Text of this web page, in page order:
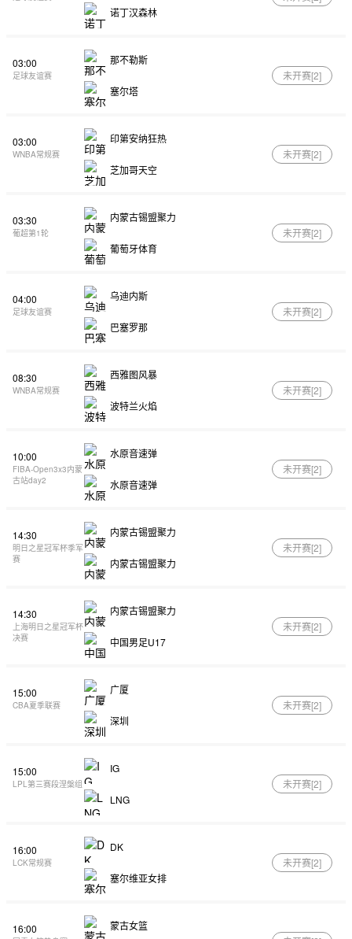
诺丁汉森林
03:00
足球友谊赛
那不勒斯
塞尔塔
未开赛[2]
03:00
WNBA常规赛
印第安纳狂热
芝加哥天空
未开赛[2]
03:30
葡超第1轮
内蒙古锡盟聚力
葡萄牙体育
未开赛[2]
04:00
足球友谊赛
乌迪内斯
巴塞罗那
未开赛[2]
08:30
WNBA常规赛
西雅图风暴
波特兰火焰
未开赛[2]
10:00
FIBA-Open3x3内蒙
古站day2
水原音速弹
水原音速弹
未开赛[2]
14:30
明日之星冠军杯季军
赛
内蒙古锡盟聚力
内蒙古锡盟聚力
未开赛[2]
14:30
上海明日之星冠军杯
决赛
内蒙古锡盟聚力
中国男足U17
未开赛[2]
15:00
CBA夏季联赛
广厦
深圳
未开赛[2]
15:00
LPL第三赛段涅槃组
IG
LNG
未开赛[2]
16:00
LCK常规赛
DK
塞尔维亚女排
未开赛[2]
16:00
蒙古女篮